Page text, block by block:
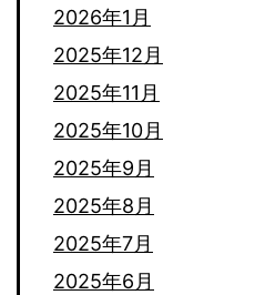
2026年1月
2025年12月
2025年11月
2025年10月
2025年9月
2025年8月
2025年7月
2025年6月